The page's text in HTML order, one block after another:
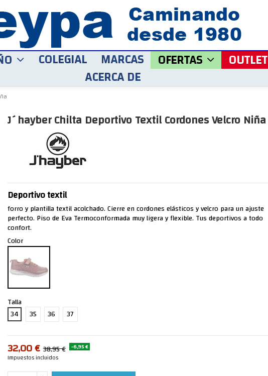
COLEGIAL MARCAS OFERTAS OUTLET
ACERCA DE
J´hayber Chilta Deportivo Textil Cordones Velcro Niña
Deportivo textil
forro y plantilla textil acolchado. Cierre en cordones elásticos y velcro para un ajuste
perfecto. Piso de Eva Termoconformada muy ligera y flexible. Tus deportivos a todo
confort.
Color
Talla
34
35 36 37
32,00 € 38,95 € -6,95 €
Impuestos incluidos